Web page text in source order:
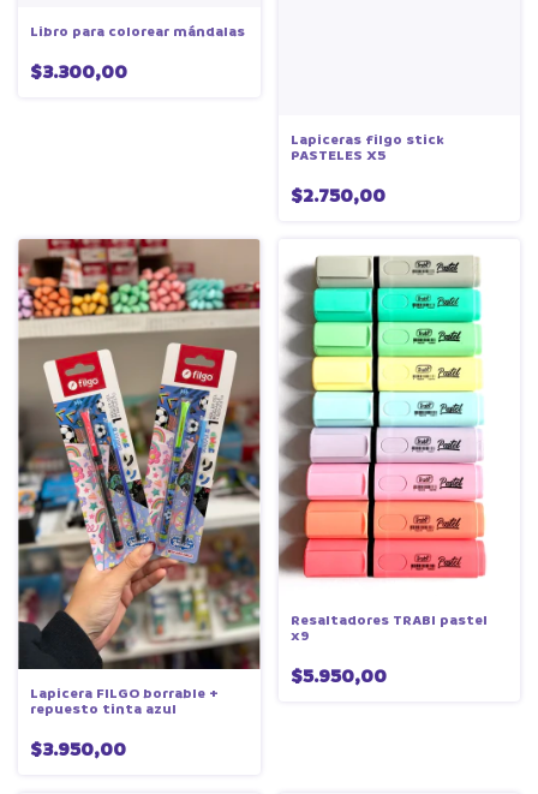
Libro para colorear mándalas
$3.300,00
Lapiceras filgo stick
PASTELES X5
$2.750,00
Lapicera FILGO borrable +
repuesto tinta azul
$3.950,00
Resaltadores TRABI pastel
x9
$5.950,00